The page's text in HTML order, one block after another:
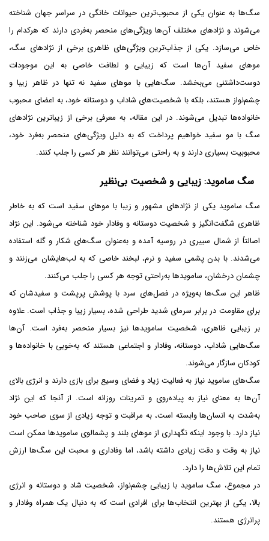
سگ‌ها به عنوان یکی از محبوب‌ترین حیوانات خانگی در سراسر جهان شناخته
می‌شوند و نژادهای مختلف آن‌ها ویژگی‌های منحصر به‌فردی دارند که هرکدام را
خاص می‌سازد. یکی از جذاب‌ترین ویژگی‌های ظاهری برخی از نژادهای سگ،
موهای سفید آن‌ها است که زیبایی و لطافت خاصی به این موجودات
دوست‌داشتنی می‌بخشد. سگ‌هایی با موهای سفید نه تنها در ظاهر زیبا و
چشم‌نواز هستند، بلکه با شخصیت‌های شاداب و دوستانه خود، به اعضای محبوب
خانواده‌ها تبدیل می‌شوند. در این مقاله، به معرفی برخی از زیباترین نژادهای
سگ با مو سفید خواهیم پرداخت که به دلیل ویژگی‌های منحصر به‌فرد خود،
محبوبیت بسیاری دارند و به راحتی می‌توانند نظر هر کسی را جلب کنند.
سگ ساموید: زیبایی و شخصیت بی‌نظیر
سگ ساموید یکی از نژادهای مشهور و زیبا با موهای سفید است که به خاطر
ظاهری شگفت‌انگیز و شخصیت دوستانه و وفادار خود شناخته می‌شود. این نژاد
اصالتاً از شمال سیبری در روسیه آمده و به‌عنوان سگ‌های شکار و گله استفاده
می‌شدند. با بدن پشمی سفید و نرم، لبخند خاصی که به لب‌هایشان می‌زنند و
چشمان درخشان، سامویدها به‌راحتی توجه هر کسی را جلب می‌کنند.
ظاهر این سگ‌ها به‌ویژه در فصل‌های سرد با پوشش پرپشت و سفیدشان که
برای مقاومت در برابر سرمای شدید طراحی شده، بسیار زیبا و جذاب است. علاوه
بر زیبایی ظاهری، شخصیت سامویدها نیز بسیار منحصر به‌فرد است. آن‌ها
سگ‌هایی شاداب، دوستانه، وفادار و اجتماعی هستند که به‌خوبی با خانواده‌ها و
کودکان سازگار می‌شوند.
سگ‌های ساموید نیاز به فعالیت زیاد و فضای وسیع برای بازی دارند و انرژی بالای
آن‌ها به معنای نیاز به پیاده‌روی و تمرینات روزانه است. از آنجا که این نژاد
به‌شدت به انسان‌ها وابسته است، به مراقبت و توجه زیادی از سوی صاحب خود
نیاز دارد. با وجود اینکه نگهداری از موهای بلند و پشمالوی سامویدها ممکن است
نیاز به وقت و دقت زیادی داشته باشد، اما وفاداری و محبت این سگ‌ها ارزش
تمام این تلاش‌ها را دارد.
در مجموع، سگ ساموید با زیبایی چشم‌نواز، شخصیت شاد و دوستانه و انرژی
بالا، یکی از بهترین انتخاب‌ها برای افرادی است که به دنبال یک همراه وفادار و
پرانرژی هستند.